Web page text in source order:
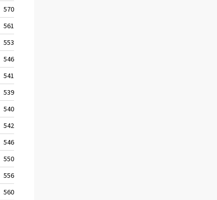
570 689
561 061
553 329
546 423
541 931
539 545
540 477
542 932
546 065
550 236
556 742
560 503